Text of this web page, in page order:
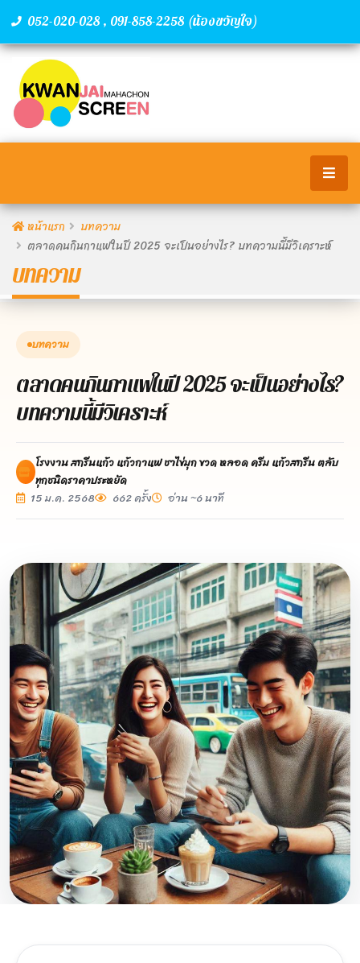
052-020-028 , 091-858-2258 (น้องขวัญใจ)
หน้าแรก
บทความ
ตลาดคนกินกาแฟในปี 2025 จะเป็นอย่างไร? บทความนี้มีวิเคราะห์
บทความ
บทความ
ตลาดคนกินกาแฟในปี 2025 จะเป็นอย่างไร?
บทความนี้มีวิเคราะห์
โรงงาน สกรีนแก้ว แก้วกาแฟ ชาไข่มุก ขวด หลอด ครีม แก้วสกรีน ตลับ
ทุกชนิดราคาประหยัด
15 ม.ค. 2568
662 ครั้ง อ่าน ~6 นาที